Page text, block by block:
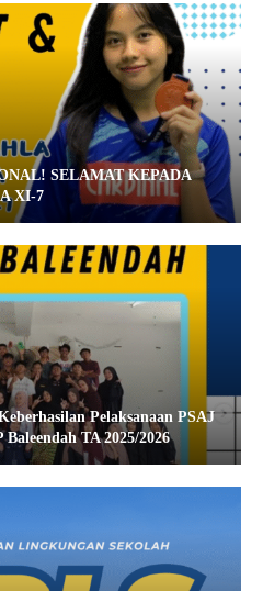
SELAMAT KEPADA
XI-7
Pelaksanaan PSAJ
TA 2025/2026